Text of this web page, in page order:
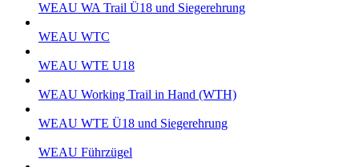
WEAU WA Trail Ü18 und Siegerehrung
WEAU WTC
WEAU WTE U18
WEAU Working Trail in Hand (WTH)
WEAU WTE Ü18 und Siegerehrung
WEAU Führzügel